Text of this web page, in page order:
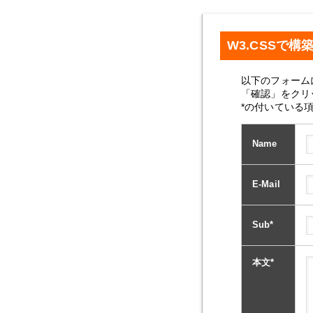
W3.CSSで構
以下のフォー
「確認」をク
*の付いている
Name
E-Mail
Sub*
本文*